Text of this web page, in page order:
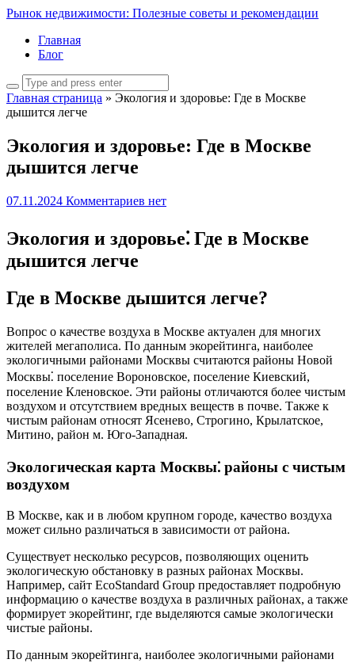
Рынок недвижимости: Полезные советы и рекомендации
Главная
Блог
Главная страница » Экология и здоровье: Где в Москве
дышится легче
Экология и здоровье: Где в Москве
дышится легче
07.11.2024 Комментариев нет
Экология и здоровье⁚ Где в Москве
дышится легче
Где в Москве дышится легче?
Вопрос о качестве воздуха в Москве актуален для многих
жителей мегаполиса. По данным экорейтинга, наиболее
экологичными районами Москвы считаются районы Новой
Москвы⁚ поселение Вороновское, поселение Киевский,
поселение Кленовское. Эти районы отличаются более чистым
воздухом и отсутствием вредных веществ в почве. Также к
чистым районам относят Ясенево, Строгино, Крылатское,
Митино, район м. Юго-Западная.
Экологическая карта Москвы⁚ районы с чистым
воздухом
В Москве, как и в любом крупном городе, качество воздуха
может сильно различаться в зависимости от района.
Существует несколько ресурсов, позволяющих оценить
экологическую обстановку в разных районах Москвы.
Например, сайт EcoStandard Group предоставляет подробную
информацию о качестве воздуха в различных районах, а также
формирует экорейтинг, где выделяются самые экологически
чистые районы.
По данным экорейтинга, наиболее экологичными районами